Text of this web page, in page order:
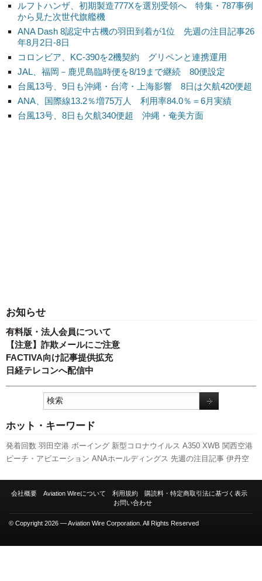
ルフトハンザ、初期製造777Xを選別受領へ 特集・787事例
から見た次世代旗艦機
ANA Dash 8認定中古機の羽田到着が1位 先週の注目記事26
年8月2日-8日
コロンビア、KC-390を2機契約 グリペンと連携運用
JAL、福岡－鹿児島臨時便を8/19まで継続 80便設定
台風13号、9日も沖縄・台湾・上海影響 8日は欠航420便超
ANA、国際線13.2％増75万人 利用率84.0％＝6月実績
台風13号、8日も欠航340便超 沖縄・奄美方面
お知らせ
有料版・法人会員について
【注意】詐欺メールにご注意
FACTIVA向け記事提供拡充
日経テレコンへ配信中
ホット・キーワード
発着回数 羽田空港 ボーイング 新型コロナウイルス A350 XWB 関西空港
ピーチ・アビエーション ANAホールディングス 先週の注目記事 伊丹空
空貨物 人事 777 787 国交省航空局 LCC 737NG エアバス 客室乗務員 新
会社概要 Aviation Wireについて 利用規約
購読料・特定商取引法に基づく表示
お問い合わせ
© Copyright 2026 — Aviation Wire Corporation. All Rights Reserved